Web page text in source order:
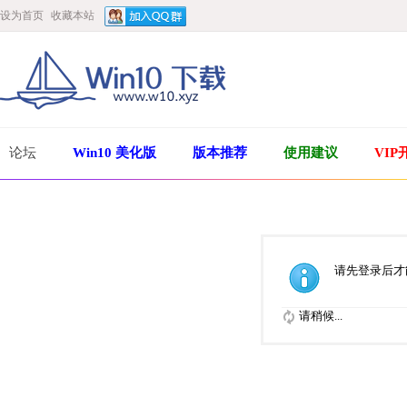
设为首页 收藏本站
论坛 Win10 美化版 版本推荐 使用建议 VIP
请先登录后
请稍候...